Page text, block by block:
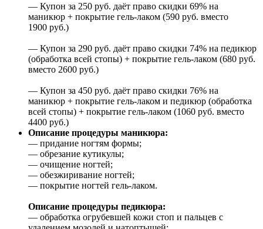
— Купон за 250 руб. даёт право скидки 69% на
маникюр + покрытие гель-лаком (590 руб. вместо
1900 руб.)
— Купон за 290 руб. даёт право скидки 74% на педикюр
(обработка всей стопы) + покрытие гель-лаком (680 руб.
вместо 2600 руб.)
— Купон за 450 руб. даёт право скидки 76% на
маникюр + покрытие гель-лаком и педикюр (обработка
всей стопы) + покрытие гель-лаком (1060 руб. вместо
4400 руб.)
Описание процедуры маникюра:
— придание ногтям формы;
— обрезание кутикулы;
— очищение ногтей;
— обезжиривание ногтей;
— покрытие ногтей гель-лаком.
Описание процедуры педикюра:
— обработка огрубевшей кожи стоп и пальцев с